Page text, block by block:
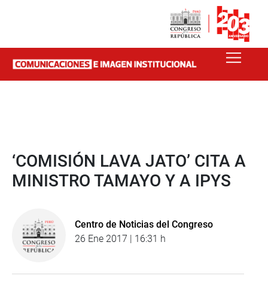
‘COMISIÓN LAVA JATO’ CITA A
MINISTRO TAMAYO Y A IPYS
Centro de Noticias del Congreso
26 Ene 2017 | 16:31 h